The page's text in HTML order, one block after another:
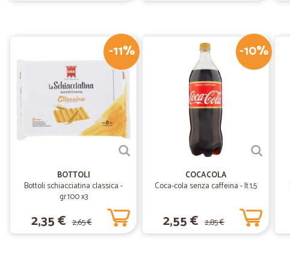
-11%
BOTTOLI
Bottoli schiacciatina classica -
gr.100 x3
2,35 € 2,65 €
-10%
COCACOLA
Coca-cola senza caffeina - lt.1,5
2,55 € 2,85 €